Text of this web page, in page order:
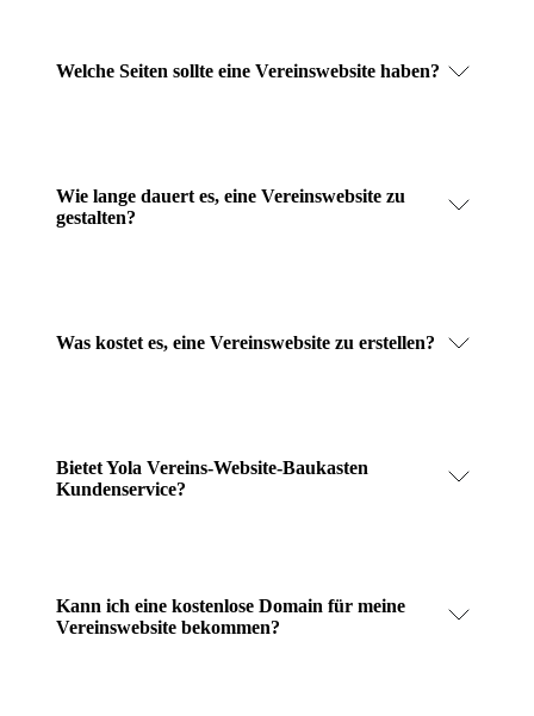
Welche Seiten sollte eine Vereinswebsite haben?
Wie lange dauert es, eine Vereinswebsite zu
gestalten?
Was kostet es, eine Vereinswebsite zu erstellen?
Bietet Yola Vereins-Website-Baukasten
Kundenservice?
Kann ich eine kostenlose Domain für meine
Vereinswebsite bekommen?